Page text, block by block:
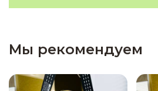
Мы рекомендуем